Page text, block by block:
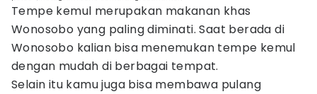
Tempe kemul merupakan makanan khas
Wonosobo yang paling diminati. Saat berada di
Wonosobo kalian bisa menemukan tempe kemul
dengan mudah di berbagai tempat.
Selain itu kamu juga bisa membawa pulang